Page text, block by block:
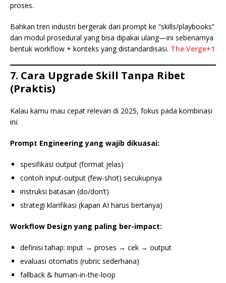
proses.
Bahkan tren industri bergerak dari prompt ke “skills/playbooks”
dan modul prosedural yang bisa dipakai ulang—ini sebenarnya
bentuk workflow + konteks yang distandardisasi. The Verge+1
7. Cara Upgrade Skill Tanpa Ribet
(Praktis)
Kalau kamu mau cepat relevan di 2025, fokus pada kombinasi
ini:
Prompt Engineering yang wajib dikuasai:
spesifikasi output (format jelas)
contoh input-output (few-shot) secukupnya
instruksi batasan (do/don’t)
strategi klarifikasi (kapan AI harus bertanya)
Workflow Design yang paling ber-impact:
definisi tahap: input → proses → cek → output
evaluasi otomatis (rubric sederhana)
fallback & human-in-the-loop